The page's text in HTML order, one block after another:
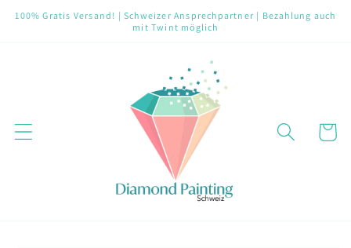
zum
100% Gratis Versand! | Schweizer Ansprechpartner | Bezahlung auch
mit Twint möglich